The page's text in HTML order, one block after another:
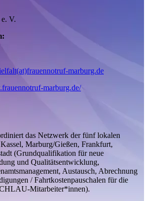
V.
marburg.de
marburg.de/
das Netzwerk der fünf lokalen
Marburg/Gießen, Frankfurt,
(Grundqualifikation für neue
und Qualitätsentwicklung,
Austausch, Abrechnung
/ Fahrtkostenpauschalen für die
Mitarbeiter*innen).